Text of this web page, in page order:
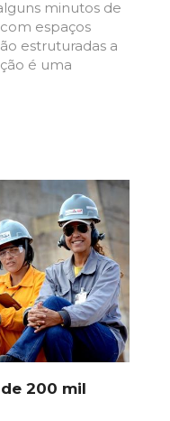
minutos de
espaços
estruturadas a
é uma
200 mil